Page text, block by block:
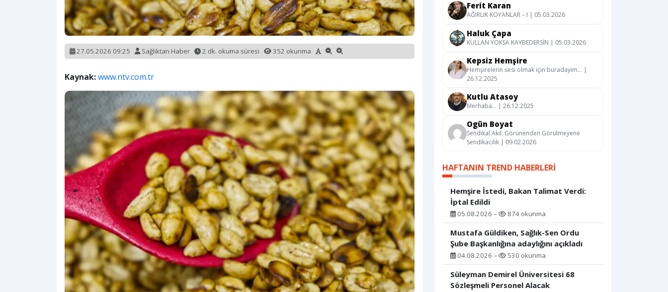
27.05.2026 09:25 Sağlıktan Haber 2 dk. okuma süresi 352 okunma
Kaynak:www.ntv.com.tr
Ferit Karan
AĞIRLIK KOYANLAR – I | 05.03.2026
Haluk Çapa
KULLAN YOKSA KAYBEDERSİN | 05.03.2026
Kepsiz Hemşire
Hemşirelerin sesi olmak için buradayım… |
26.12.2025
Kutlu Atasoy
Merhaba… | 26.12.2025
Ogün Boyat
Sendikal Akıl: Görünenden Görülmeyene
Sendikacılık | 09.02.2026
HAFTANIN TREND HABERLERI
Hemşire İstedi, Bakan Talimat Verdi:
İptal Edildi
05.08.2026 – 874 okunma
Mustafa Güldiken, Sağlık-Sen Ordu
Şube Başkanlığına adaylığını açıkladı
04.08.2026 – 530 okunma
Süleyman Demirel Üniversitesi 68
Sözleşmeli Personel Alacak